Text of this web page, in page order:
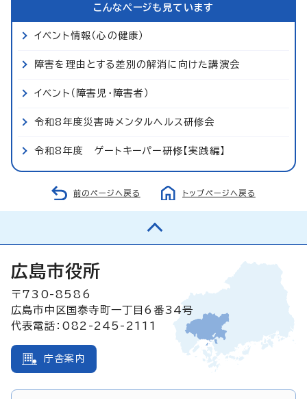
こんなページも見ています
イベント情報（心の健康）
障害を理由とする差別の解消に向けた講演会
イベント（障害児・障害者）
令和8年度災害時メンタルヘルス研修会
令和8年度 ゲートキーパー研修【実践編】
前のページへ戻る トップページへ戻る
広島市役所
〒730-8586
広島市中区国泰寺町一丁目6番34号
代表電話：082-245-2111
庁舎案内